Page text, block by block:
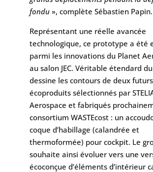
fondu», complète Sébastien Papin.
Représentant une réelle avancée
technologique, ce prototype a été
parmi les innovations du Planet
au salon JEC. Véritable étendard
dessine les contours de deux futurs
écoproduits sélectionnés par
Aerospace et fabriqués
consortium WASTEcost : un
coque d’habillage (calandrée et
thermoformée) pour cockpit. Le
souhaite ainsi évoluer vers une
écoconçue d’éléments d’intérieur